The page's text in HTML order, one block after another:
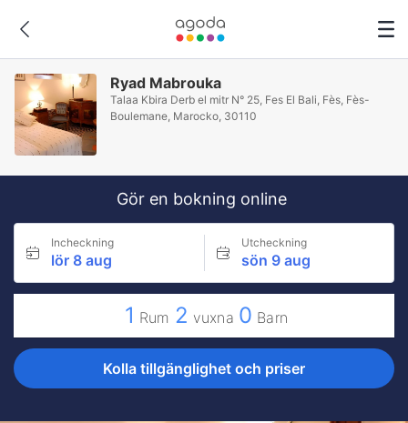
Ryad Mabrouka
Talaa Kbira Derb el mitr N° 25, Fes El Bali, Fès, Fès-
Boulemane, Marocko, 30110
Gör en bokning online
Incheckning
lör 8 aug
Utcheckning
sön 9 aug
1 Rum 2 vuxna 0 Barn
Kolla tillgänglighet och priser